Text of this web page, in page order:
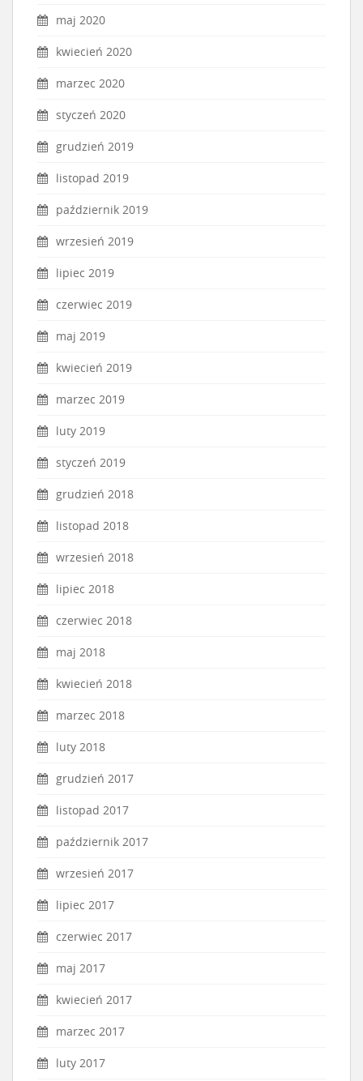
maj 2020
kwiecień 2020
marzec 2020
styczeń 2020
grudzień 2019
listopad 2019
październik 2019
wrzesień 2019
lipiec 2019
czerwiec 2019
maj 2019
kwiecień 2019
marzec 2019
luty 2019
styczeń 2019
grudzień 2018
listopad 2018
wrzesień 2018
lipiec 2018
czerwiec 2018
maj 2018
kwiecień 2018
marzec 2018
luty 2018
grudzień 2017
listopad 2017
październik 2017
wrzesień 2017
lipiec 2017
czerwiec 2017
maj 2017
kwiecień 2017
marzec 2017
luty 2017